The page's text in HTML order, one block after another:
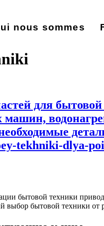
nous sommes
для
tekhniki-dlya-
бытовой техники
выбор бытовой техники